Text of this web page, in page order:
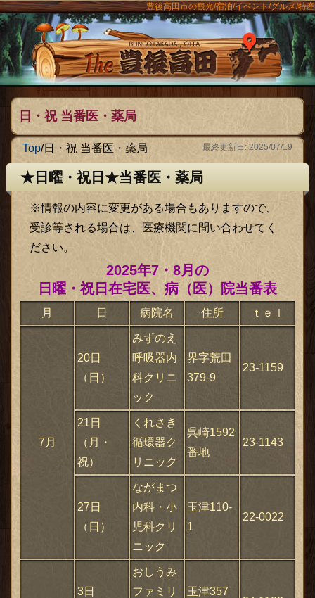
豊後高田市の観光/宿泊/イベント/グルメ/特産
The豊後
日・祝 当番医・薬局
Top/日・祝 当番医・薬局 最終更新日: 2025/07/19
★日曜・祝日★当番医・薬局
※情報の内容に変更がある場合もありますので、
受診等される場合は、医療機関に問い合わせてく
ださい。
2025年7・8月の
日曜・祝日在宅医、病（医）院当番表
月 日 病院名 住所 ｔｅｌ
7月
20日
（日）
みずのえ
呼吸器内
科クリニ
ック
界字荒田
379-9
23-1159
21日
（月・
祝）
くれさき
循環器ク
リニック
呉崎1592
番地
23-1143
27日
（日）
ながまつ
内科・小
児科クリ
ニック
玉津110-
1
22-0022
3日
おしうみ
ファミリ
玉津357
メニュー